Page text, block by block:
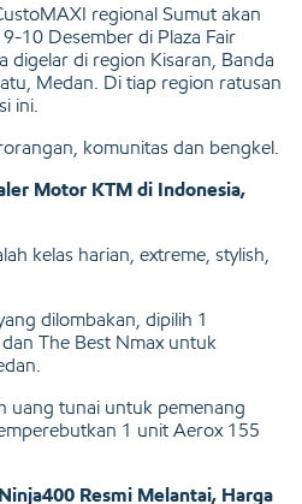
regional Sumut akan
10 Desember di Plaza Fair
digelar di region Kisaran, Banda
Medan. Di tiap region ratusan
ini.
komunitas dan bengkel.
Motor KTM di Indonesia,
kelas harian, extreme, stylish,
dilombakan, dipilih 1
The Best Nmax untuk
uang tunai untuk pemenang
1 unit Aerox 155
Resmi Melantai, Harga